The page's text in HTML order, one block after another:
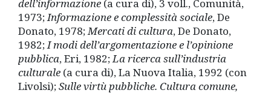
dell’informazione (a cura di), 3 voll., Comunità,
1973;Informazione e complessità sociale, De
Donato, 1978;Mercati di cultura, De Donato,
1982;I modi dell’argomentazione e l’opinione
pubblica, Eri, 1982;La ricerca sull’industria
culturale (a cura di), La Nuova Italia, 1992 (con
Livolsi); Sulle virtù pubbliche. Cultura comune,